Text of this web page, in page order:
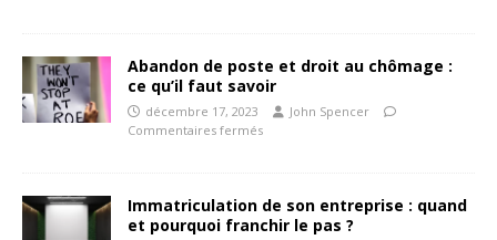
Abandon de poste et droit au chômage :
ce qu’il faut savoir
décembre 17, 2023
John Spencer
Commentaires fermés
Immatriculation de son entreprise : quand
et pourquoi franchir le pas ?